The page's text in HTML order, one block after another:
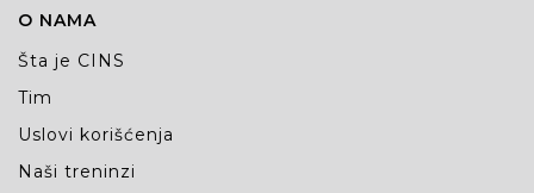
O NAMA
Šta je CINS
Tim
Uslovi korišćenja
Naši treninzi